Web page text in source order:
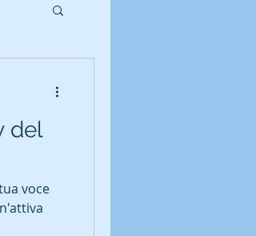
del
voce